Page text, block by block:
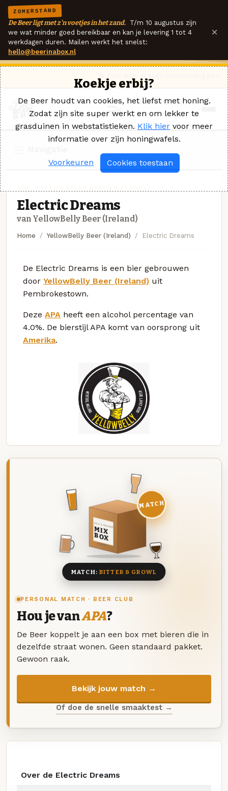
ZOMERSTAND
De Beer ligt met z'n voetjes in het zand. T/m 10 augustus zijn
we wat minder goed bereikbaar en kan je levering 1 tot 4
werkdagen duren. Mailen werkt het snelst:
hello@beerinabox.nl
×
Electric Dreams
van YellowBelly Beer (Ireland)
Home YellowBelly Beer (Ireland) Electric Dreams
De Electric Dreams is een bier gebrouwen
door YellowBelly Beer (Ireland) uit
Pembrokestown.
Deze APA heeft een alcohol percentage van
4.0%. De bierstijl APA komt van oorsprong uit
Amerika.
PERSONAL MATCH · BEER CLUB
Hou je vanAPA?
De Beer koppelt je aan een box met bieren die in
dezelfde straat wonen. Geen standaard pakket.
Gewoon raak.
Bekijk jouw match →
Of doe de snelle smaaktest →
DEZE MAAND
MIX
BOX
8 BIEREN
MATCH
MATCH: BITTER & GROWL
Over de Electric Dreams
Koekje erbij?
De Beer houdt van cookies, het liefst met honing.
Zodat zijn site super werkt en om lekker te
grasduinen in webstatistieken. Klik hier voor meer
informatie over zijn honingwafels.
Voorkeuren Cookies toestaan